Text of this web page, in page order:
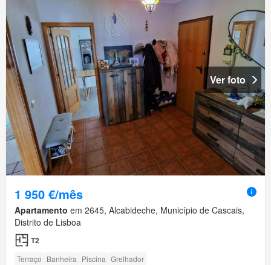
Ver foto
1 950 €/mês
Apartamento em 2645, Alcabideche, Município de Cascais,
Distrito de Lisboa
T2
Terraço Banheira Piscina Grelhador